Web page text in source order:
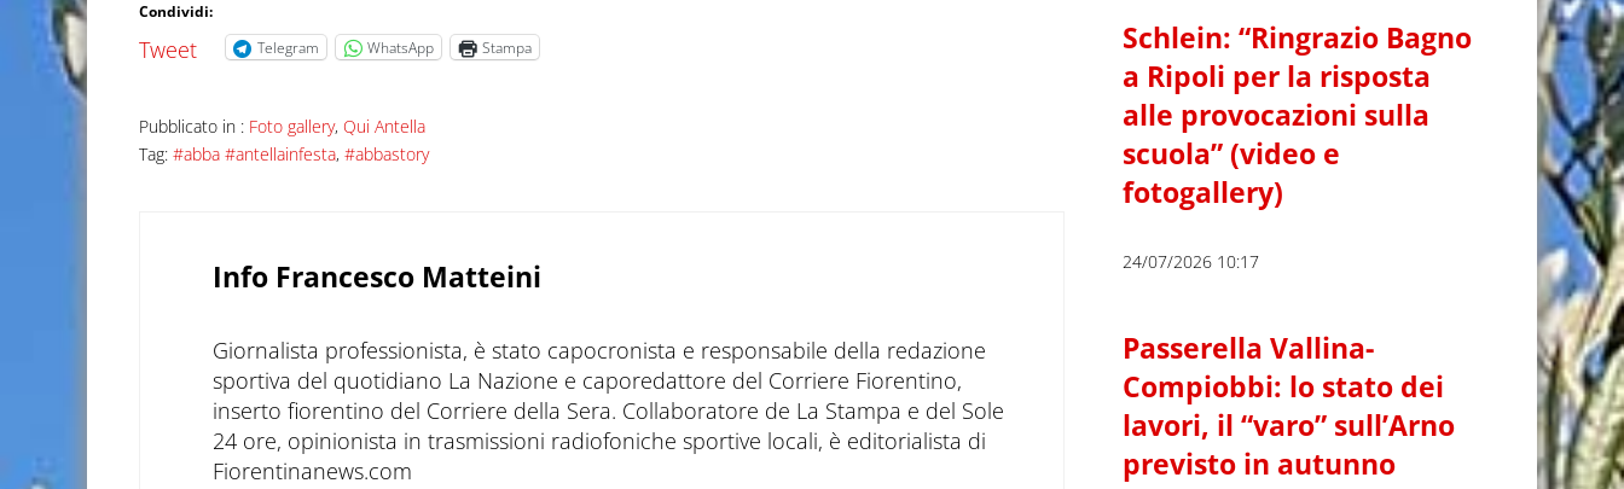
Condividi:
Tweet Telegram WhatsApp Stampa
Pubblicato in : Foto gallery, Qui Antella
Tag: #abba #antellainfesta, #abbastory
Info Francesco Matteini
Giornalista professionista, è stato capocronista e responsabile della redazione
sportiva del quotidiano La Nazione e caporedattore del Corriere Fiorentino,
inserto fiorentino del Corriere della Sera. Collaboratore de La Stampa e del Sole
24 ore, opinionista in trasmissioni radiofoniche sportive locali, è editorialista di
Fiorentinanews.com
Schlein: “Ringrazio Bagno
a Ripoli per la risposta
alle provocazioni sulla
scuola” (video e
fotogallery)
24/07/2026 10:17
Passerella Vallina-
Compiobbi: lo stato dei
lavori, il “varo” sull’Arno
previsto in autunno